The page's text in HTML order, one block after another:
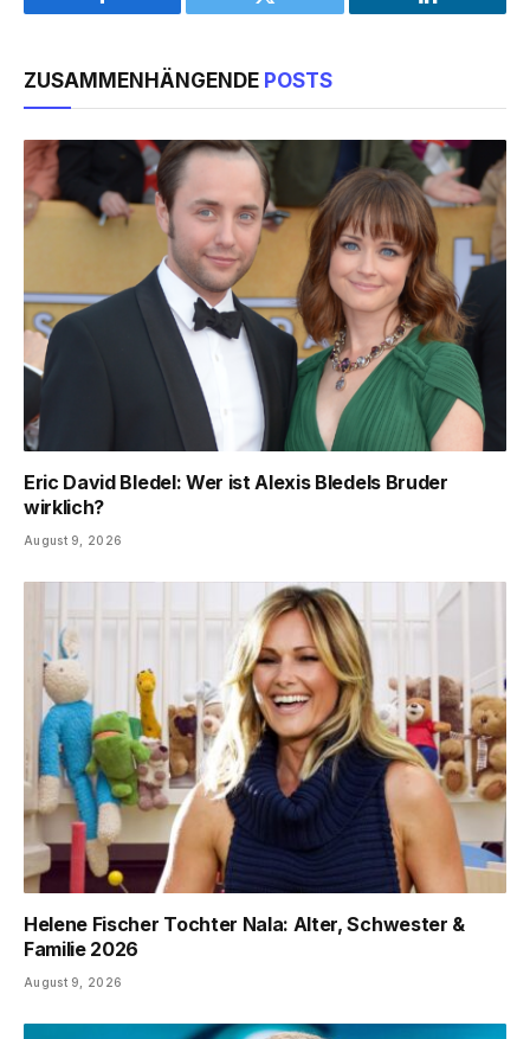
Facebook Twitter LinkedIn
ZUSAMMENHÄNGENDE POSTS
Eric David Bledel: Wer ist Alexis Bledels Bruder
wirklich?
August 9, 2026
Helene Fischer Tochter Nala: Alter, Schwester &
Familie 2026
August 9, 2026